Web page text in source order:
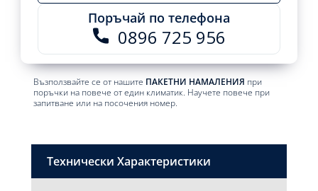
Поръчай по телефона
0896 725 956
Възползвайте се от нашите ПАКЕТНИ НАМАЛЕНИЯ при
поръчки на повече от един климатик. Научете повече при
запитване или на посочения номер.
Технически Характеристики